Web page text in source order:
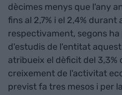
dècimes menys que l'any
fins al 2,7% i el 2,4%
respectivament, segons
d'estudis de l'entitat
atribueix el dèficit del 3,3%
creixement de l'activitat
previst fa tres mesos i per